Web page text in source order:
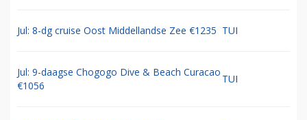
Jul: 8-dg cruise Oost Middellandse Zee €1235 TUI
Jul: 9-daagse Chogogo Dive & Beach Curacao
€1056
TUI